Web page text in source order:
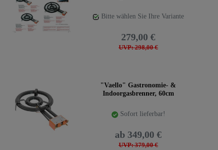
Bitte wählen Sie Ihre Variante
UVP: 298,00 €
279,00 €
"Vaello" Gastronomie- &
Indoorgasbrenner, 60cm
Sofort lieferbar!
UVP: 379,00 €
ab 349,00 €